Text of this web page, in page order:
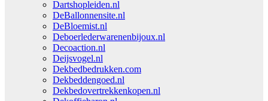
Dartshopleiden.nl
DeBallonnensite.nl
DeBloemist.nl
Deboerlederwarenenbijoux.nl
Decoaction.nl
Deijsvogel.nl
Dekbedbedrukken.com
Dekbeddengoed.nl
Dekbedovertrekkenkopen.nl